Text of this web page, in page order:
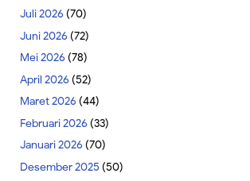
Juli 2026 (70)
Juni 2026 (72)
Mei 2026 (78)
April 2026 (52)
Maret 2026 (44)
Februari 2026 (33)
Januari 2026 (70)
Desember 2025 (50)